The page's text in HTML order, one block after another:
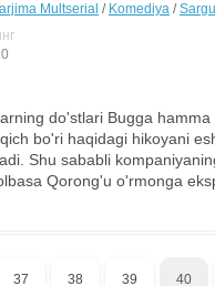
Multserial / Komediya /
do'stlari Bugga
bo'ri haqidagi hikoyani
Shu sababli
Qorong'u o'rmonga
37 38 39 40